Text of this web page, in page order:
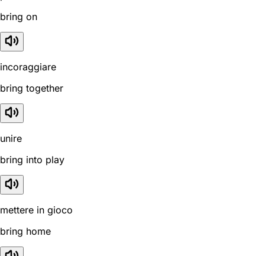
bring on
incoraggiare
bring together
unire
bring into play
mettere in gioco
bring home